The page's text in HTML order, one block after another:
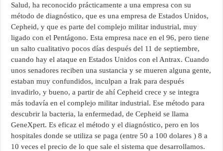
Salud, ha reconocido prácticamente a una empresa con su
método de diagnóstico, que es una empresa de Estados Unidos,
Cepheid, y que es parte del complejo militar industrial, muy
ligado con el Pentágono. Esta empresa nace en el 96, pero tiene
un salto cualitativo pocos días después del 11 de septiembre,
cuando hay el ataque en Estados Unidos con el Antrax. Cuando
unos senadores reciben una sustancia y se mueren alguna gente,
estaban muy confundidos, inculpan a Irak para después
invadirlo, y bueno, a partir de ahí Cepheid crece y se integra
más todavía en el complejo militar industrial. Ese método para
descubrir la bacteria, la enfermedad, de Cepheid se llama
GeneXpert. Es eficaz el método y el diagnóstico, pero en los
hospitales donde se utiliza se paga (entre 50 a 100 dolares ) 8 a
10 veces el precio de lo que sale el sistema que desarrollamos.